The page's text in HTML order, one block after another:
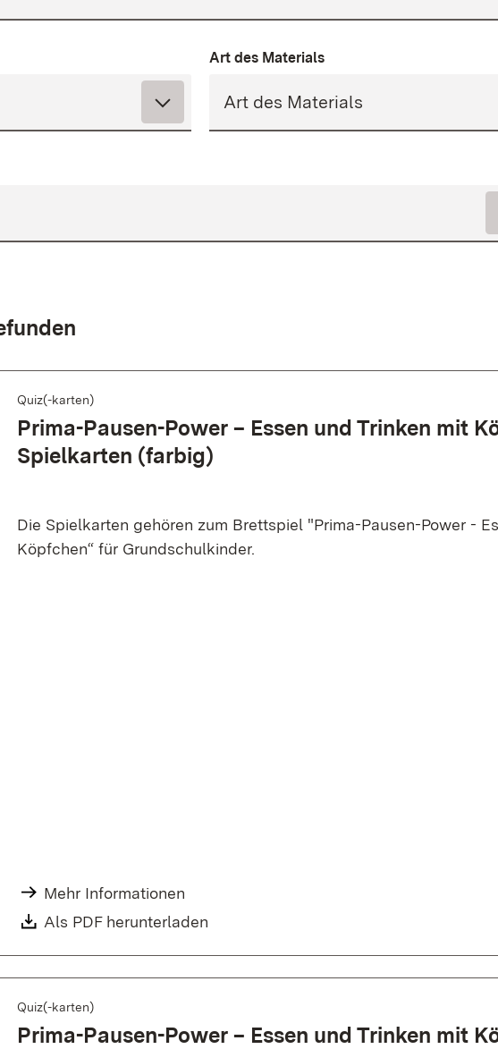
Art des Materials
Quiz(-karten)
Prima-Pausen-Power – Essen und Trinken mit
Spielkarten (farbig)
Die Spielkarten gehören zum Brettspiel "Prima-Pausen-Power -
Köpfchen“ für Grundschulkinder.
Mehr Informationen
Als PDF herunterladen
Quiz(-karten)
Prima-Pausen-Power – Essen und Trinken mit